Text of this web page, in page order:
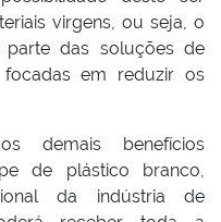
virgens, ou seja, o
parte das soluções de
em reduzir os
demais benefícios
de plástico branco,
da indústria de